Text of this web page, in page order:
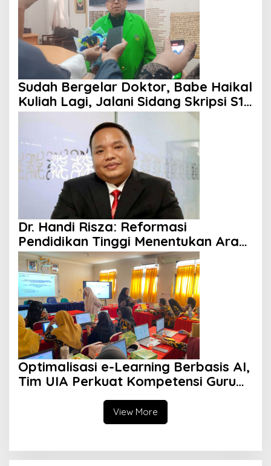
Sudah Bergelar Doktor, Babe Haikal
Kuliah Lagi, Jalani Sidang Skripsi S1
Hukum di UIA
Dr. Handi Risza: Reformasi
Pendidikan Tinggi Menentukan Arah
Indonesia Emas 2045
Optimalisasi e-Learning Berbasis AI,
Tim UIA Perkuat Kompetensi Guru
SMPN 35 Bekasi Hadapi Generasi
View More